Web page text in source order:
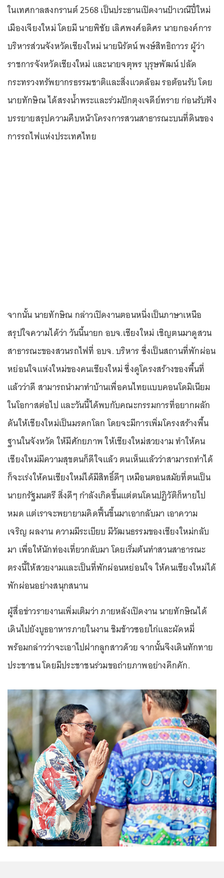
ในเทศกาลสงกรานต์ 2568 เป็นประธานเปิดงานป๋าเวณีปี๋ใหม่
เมืองเจียงใหม่ โดยมี นายพิชัย เลิศพงศ์อดิศร นายกองค์การ
บริหารส่วนจังหวัดเชียงใหม่ นายนิรัตน์ พงษ์สิทธิถาวร ผู้ว่า
ราชการจังหวัดเชียงใหม่ และนายจตุพร บุรุษพัฒน์ ปลัด
กระทรวงทรัพยากรธรรมชาติและสิ่งแวดล้อม รอต้อนรับ โดย
นายทักษิณ ได้สรงน้ำพระและร่วมปักตุงเจดีย์ทราย ก่อนรับฟัง
บรรยายสรุปความคืบหน้าโครงการสวนสาธารณะบนที่ดินของ
การรถไฟแห่งประเทศไทย
จากนั้น นายทักษิณ กล่าวเปิดงานตอนหนึ่งเป็นภาษาเหนือ
สรุปใจความได้ว่า วันนี้นายก อบจ.เชียงใหม่ เชิญตนมาดูสวน
สาธารณะของสวนรถไฟที่ อบจ. บริหาร ซึ่งเป็นสถานที่พักผ่อน
หย่อนใจแห่งใหม่ของคนเชียงใหม่ ซึ่งดูโครงสร้างของพื้นที่
แล้วว่าดี สามารถนำมาทำบ้านเพื่อคนไทยแบบคอนโดมิเนียม
ในโอกาสต่อไป และวันนี้ได้พบกับคณะกรรมการที่อยากผลัก
ดันให้เชียงใหม่เป็นมรดกโลก โดยจะมีการเพิ่มโครงสร้างพื้น
ฐานในจังหวัด ให้มีศักยภาพ ให้เชียงใหม่สวยงาม ทำให้คน
เชียงใหม่มีความสุขตนก็ดีใจแล้ว ตนเห็นแล้วว่าสามารถทำได้
ก็จะเร่งให้คนเชียงใหม่ได้มีสิทธิ์ดีๆ เหมือนตอนสมัยที่ตนเป็น
นายกรัฐมนตรี สิ่งดีๆ กำลังเกิดขึ้นแต่ตนโดนปฏิวัติก็หายไป
หมด แต่เราจะพยายามคิดฟื้นขึ้นมาเอากลับมา เอาความ
เจริญ ผลงาน ความมีระเบียบ มีวัฒนธรรมของเชียงใหม่กลับ
มา เพื่อให้นักท่องเที่ยวกลับมา โดยเริ่มต้นทำสวนสาธารณะ
ตรงนี้ให้สวยงามและเป็นที่พักผ่อนหย่อนใจ ให้คนเชียงใหม่ได้
พักผ่อนอย่างสนุกสนาน
ผู้สื่อข่าวรายงานเพิ่มเติมว่า ภายหลังเปิดงาน นายทักษิณได้
เดินไปยังบูธอาหารภายในงาน ชิมข้าวซอยไก่และผัดหมี่
พร้อมกล่าวว่าจะเอาไปฝากลูกสาวด้วย จากนั้นจึงเดินทักทาย
ประชาชน โดยมีประชาชนร่วมขอถ่ายภาพอย่างคึกคัก.